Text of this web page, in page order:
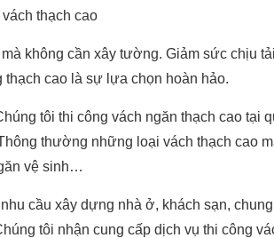
thạch cao
không cần xây tường. Giảm sức chịu
thạch cao là sự lựa chọn hoàn hảo.
tôi thi công vách ngăn thạch cao tại
thường những loại vách thạch cao
vệ sinh…
cầu xây dựng nhà ở, khách sạn,
tôi nhận cung cấp dịch vụ thi công